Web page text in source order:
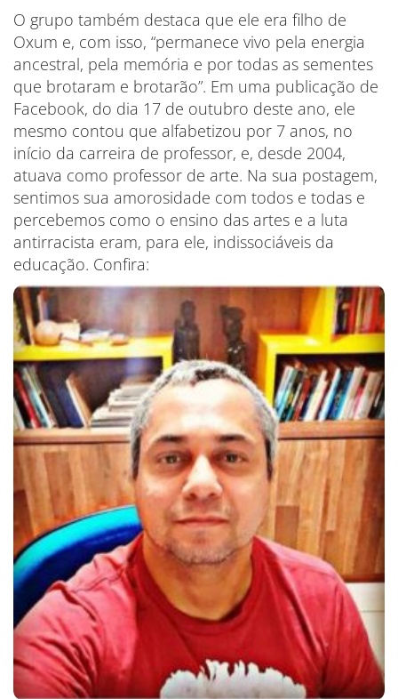
O grupo também destaca que ele era filho de
Oxum e, com isso, “permanece vivo pela energia
ancestral, pela memória e por todas as sementes
que brotaram e brotarão”. Em uma publicação de
Facebook, do dia 17 de outubro deste ano, ele
mesmo contou que alfabetizou por 7 anos, no
início da carreira de professor, e, desde 2004,
atuava como professor de arte. Na sua postagem,
sentimos sua amorosidade com todos e todas e
percebemos como o ensino das artes e a luta
antirracista eram, para ele, indissociáveis da
educação. Confira: